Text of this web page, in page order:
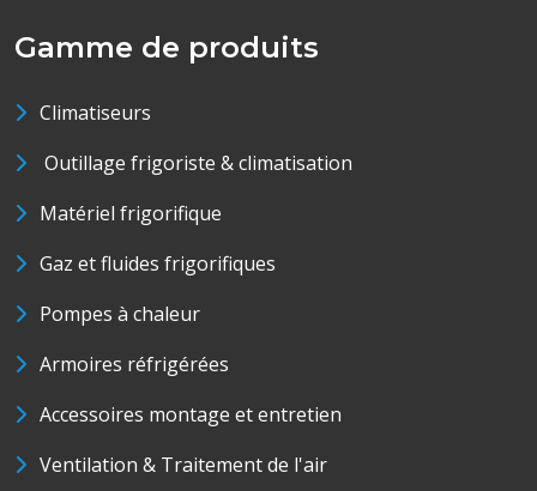
Gamme de produits
Climatiseurs
Outillage frigoriste & climatisation
Matériel frigorifique
Gaz et fluides frigorifiques
Pompes à chaleur
Armoires réfrigérées
Accessoires montage et entretien
Ventilation & Traitement de l'air